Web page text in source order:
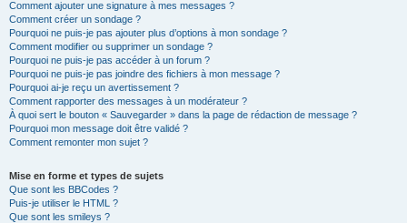
Comment ajouter une signature à mes messages ?
Comment créer un sondage ?
Pourquoi ne puis-je pas ajouter plus d’options à mon sondage ?
Comment modifier ou supprimer un sondage ?
Pourquoi ne puis-je pas accéder à un forum ?
Pourquoi ne puis-je pas joindre des fichiers à mon message ?
Pourquoi ai-je reçu un avertissement ?
Comment rapporter des messages à un modérateur ?
À quoi sert le bouton « Sauvegarder » dans la page de rédaction de message ?
Pourquoi mon message doit être validé ?
Comment remonter mon sujet ?
Mise en forme et types de sujets
Que sont les BBCodes ?
Puis-je utiliser le HTML ?
Que sont les smileys ?